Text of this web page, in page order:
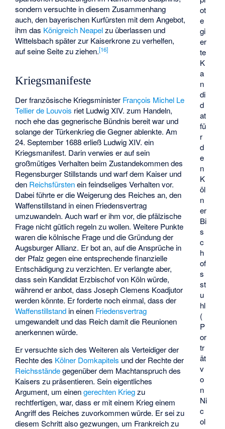
ot
e
gi
er
te
K
a
n
di
d
at
fü
r
d
e
n
K
öl
n
er
Bi
s
c
h
of
s
st
u
hl
(
P
or
tr
ät
v
o
n
Ni
c
ol
sondern versuchte in diesem Zusammenhang
auch, den bayerischen Kurfürsten mit dem Angebot,
ihm das Königreich Neapelzu überlassen und
Wittelsbach später zur Kaiserkrone zu verhelfen,
auf seine Seite zu ziehen.[16]
Kriegsmanifeste
Der französische Kriegsminister François Michel Le
Tellier de Louvois riet Ludwig XIV. zum Handeln,
noch ehe das gegnerische Bündnis bereit war und
solange der Türkenkrieg die Gegner ablenkte. Am
24. September 1688 erließ Ludwig XIV. ein
Kriegsmanifest. Darin verwies er auf sein
großmütiges Verhalten beim Zustandekommen des
Regensburger Stillstands und warf dem Kaiser und
den Reichsfürstenein feindseliges Verhalten vor.
Dabei führte er die Weigerung des Reiches an, den
Waffenstillstand in einen Friedensvertrag
umzuwandeln. Auch warf er ihm vor, die pfälzische
Frage nicht gütlich regeln zu wollen. Weitere Punkte
waren die kölnische Frage und die Gründung der
Augsburger Allianz. Er bot an, auf die Ansprüche in
der Pfalz gegen eine entsprechende finanzielle
Entschädigung zu verzichten. Er verlangte aber,
dass sein Kandidat Erzbischof von Köln würde,
während er anbot, dass Joseph Clemens Koadjutor
werden könnte. Er forderte noch einmal, dass der
Waffenstillstand in einen Friedensvertrag
umgewandelt und das Reich damit die Reunionen
anerkennen würde.
Er versuchte sich des Weiteren als Verteidiger der
Rechte des Kölner Domkapitels und der Rechte der
Reichsständegegenüber dem Machtanspruch des
Kaisers zu präsentieren. Sein eigentliches
Argument, um einengerechten Kriegzu
rechtfertigen, war, dass er mit einem Krieg einem
Angriff des Reiches zuvorkommen würde. Er sei zu
diesem Schritt also gezwungen, um Frankreich zu